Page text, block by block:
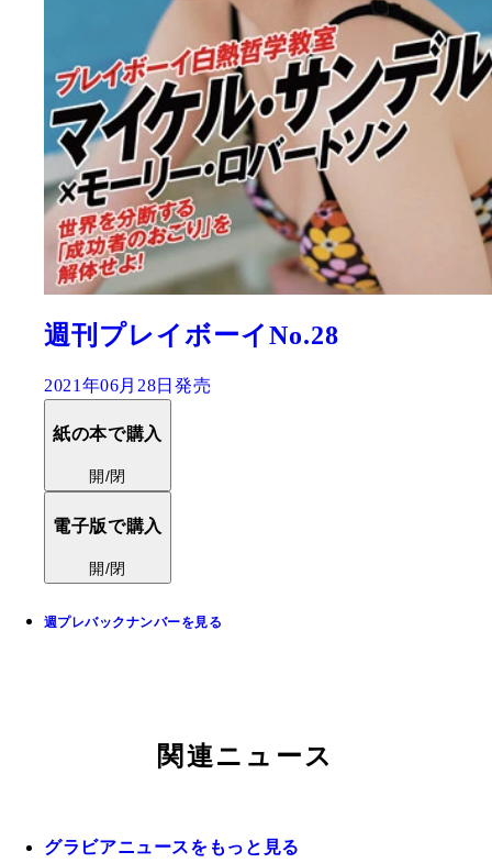
週刊プレイボーイNo.28
2021年06月28日発売
紙の本で購入
開/閉
電子版で購入
開/閉
週プレバックナンバーを見る
関連ニュース
グラビアニュースをもっと見る